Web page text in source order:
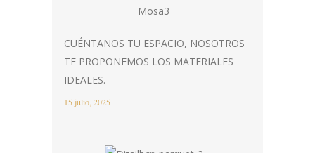
CUÉNTANOS TU ESPACIO, NOSOTROS
TE PROPONEMOS LOS MATERIALES
IDEALES.
15 julio, 2025